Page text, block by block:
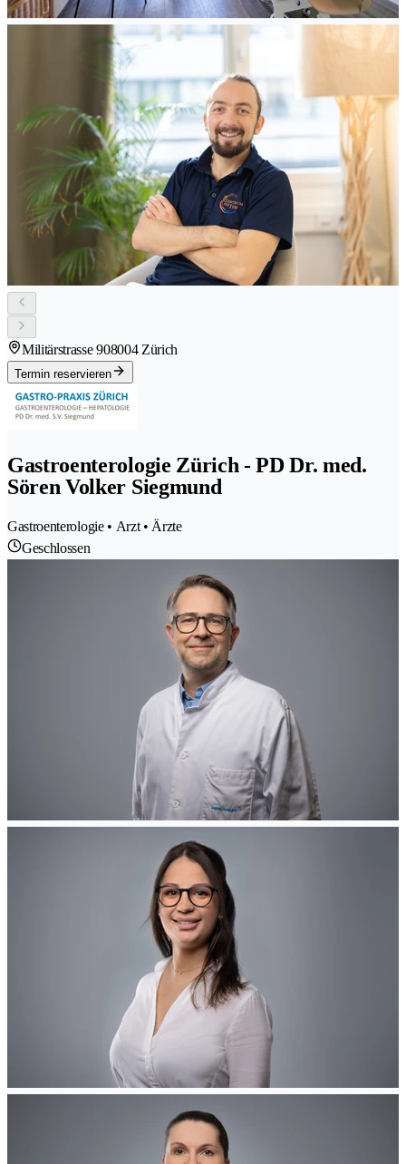
Militärstrasse 908004 Zürich
Termin reservieren
Gastroenterologie Zürich - PD Dr. med.
Sören Volker Siegmund
Gastroenterologie • Arzt • Ärzte
Geschlossen